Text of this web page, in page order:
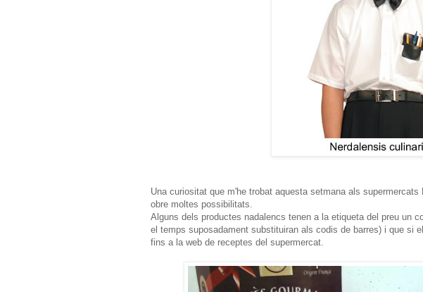
Una curiositat que m'he trobat aquesta setmana als
obre moltes possibilitats.
Alguns dels productes nadalencs tenen a la etiqueta del preu un
el temps suposadament substituiran als codis de barres) i que si
fins a la web de receptes del supermercat.